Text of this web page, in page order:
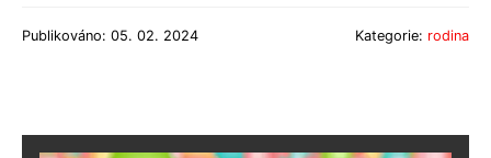
Publikováno: 05. 02. 2024 Kategorie: rodina